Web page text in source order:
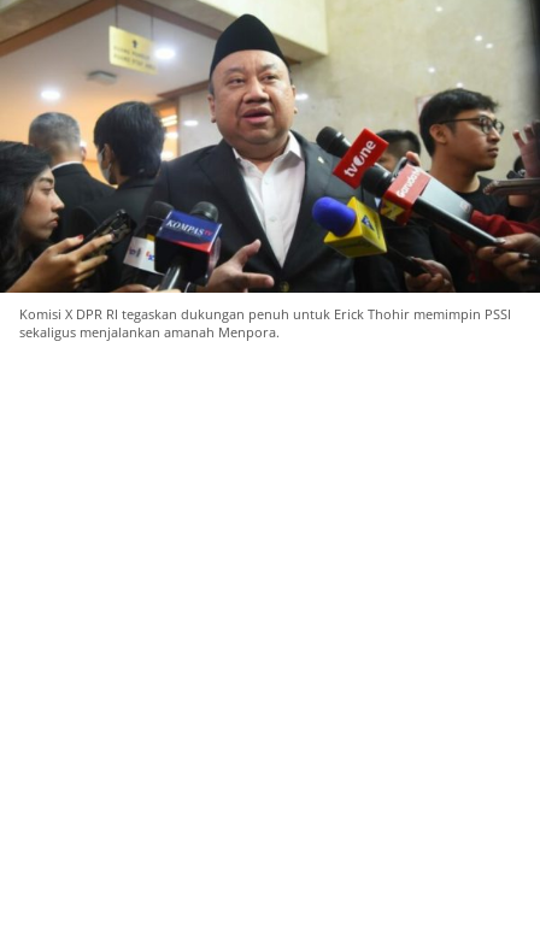
Komisi X DPR RI tegaskan dukungan penuh untuk Erick Thohir memimpin PSSI
sekaligus menjalankan amanah Menpora.